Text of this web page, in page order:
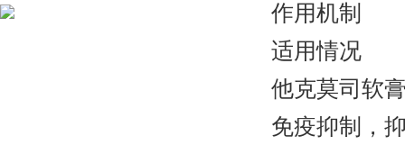
作用机制
适用情况
他克莫司软
免疫抑制，